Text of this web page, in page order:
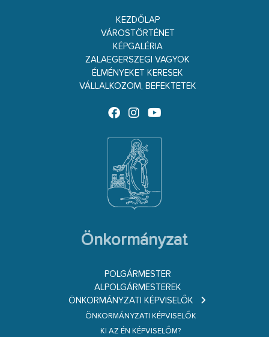
KEZDŐLAP
VÁROSTÖRTÉNET
KÉPGALÉRIA
ZALAEGERSZEGI VAGYOK
ÉLMÉNYEKET KERESEK
VÁLLALKOZOM, BEFEKTETEK
Önkormányzat
POLGÁRMESTER
ALPOLGÁRMESTEREK
ÖNKORMÁNYZATI KÉPVISELŐK
ÖNKORMÁNYZATI KÉPVISELŐK
KI AZ ÉN KÉPVISELŐM?